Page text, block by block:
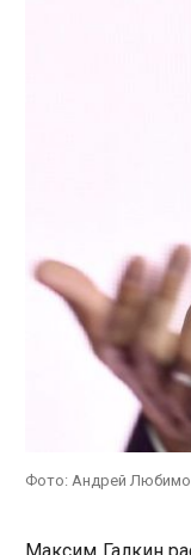
Фото: Андрей